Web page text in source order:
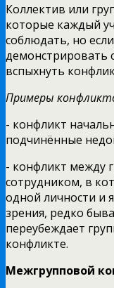
Коллектив или
которые каждый
соблюдать, но
демонстрировать
вспыхнуть
Примеры
- конфликт
подчинённые
- конфликт между
сотрудником, в
одной личности и
зрения, редко
переубеждает
конфликте.
Межгрупповой